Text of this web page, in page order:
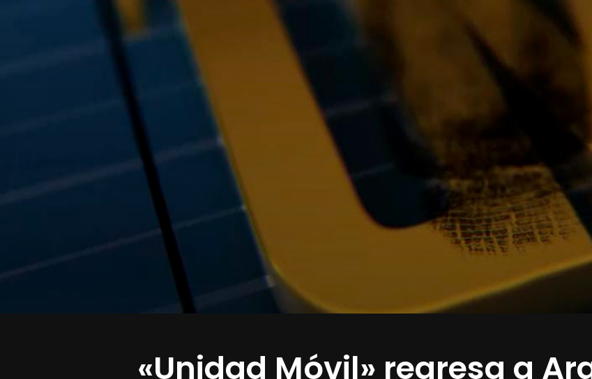
«Unidad Móvil» regresa a